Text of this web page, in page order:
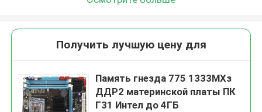
Получить лучшую цену для
Память гнезда 775 1333МХз
ДДР2 материнской платы ПК
Г31 Интел до 4ГБ